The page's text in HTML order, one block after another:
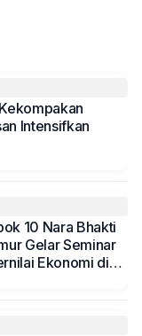
Intensifkan
10 Nara Bhakti
Gelar Seminar
Ekonomi di